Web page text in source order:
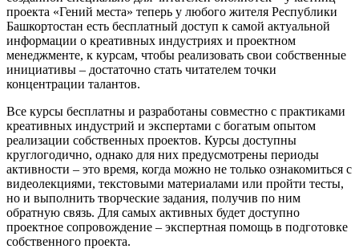
проекта «Гений места» теперь у любого жителя Республики
Башкортостан есть бесплатный доступ к самой актуальной
информации о креативных индустриях и проектном
менеджменте, к курсам, чтобы реализовать свои собственные
инициативы – достаточно стать читателем точки
концентрации талантов.
Все курсы бесплатны и разработаны совместно с практиками
креативных индустрий и экспертами с богатым опытом
реализации собственных проектов. Курсы доступны
круглогодично, однако для них предусмотрены периоды
активности – это время, когда можно не только ознакомиться с
видеолекциями, текстовыми материалами или пройти тесты,
но и выполнить творческие задания, получив по ним
обратную связь. Для самых активных будет доступно
проектное сопровождение – экспертная помощь в подготовке
собственного проекта.